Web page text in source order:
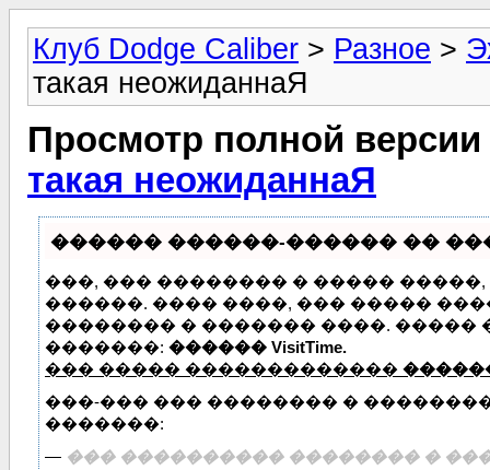
Клуб Dodge Caliber > Разное >
такая неожиданнаЯ
Просмотр полной
такая неожиданнаЯ
������ ������-������ ��
���, ��� �������� � �����
������. ���� ����, ��� �����
�������� � ������� ����.
�������: ������ VisitTime.
��� ����� �������������
���-��� ��� �������� �
�������:
— ��� ���������� �������� �